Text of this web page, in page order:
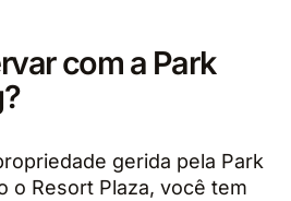
com a Park
gerida pela Park
o Resort Plaza, você tem